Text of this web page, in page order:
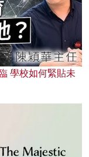
學校如何緊貼未